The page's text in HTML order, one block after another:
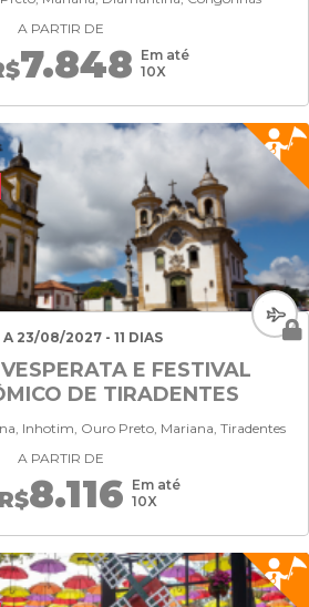
A PARTIR DE
7.848 Em até
10X
23/08/2027 - 11 DIAS
E FESTIVAL
DE TIRADENTES
Inhotim, Ouro Preto, Mariana, Tiradentes
A PARTIR DE
R$8.116 Em até
10X